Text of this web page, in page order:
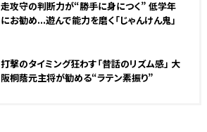
走攻守の判断力が“勝手に身につく” 低学年
にお勧め...遊んで能力を磨く「じゃんけん鬼」
打撃のタイミング狂わす「昔話のリズム感」 大
阪桐蔭元主将が勧める“ラテン素振り”